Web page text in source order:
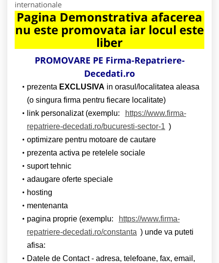
internationale
Pagina Demonstrativa afacerea
nu este promovata iar locul este
liber
PROMOVARE PE Firma-Repatriere-
Decedati.ro
prezenta EXCLUSIVA in orasul/localitatea aleasa
(o singura firma pentru fiecare localitate)
link personalizat (exemplu:
https://www.firma-
repatriere-decedati.ro/bucuresti-sector-1 )
optimizare pentru motoare de cautare
prezenta activa pe retelele sociale
suport tehnic
adaugare oferte speciale
hosting
mentenanta
pagina proprie (exemplu:
https://www.firma-
repatriere-decedati.ro/constanta ) unde va puteti
afisa:
Datele de Contact - adresa, telefoane, fax, email,